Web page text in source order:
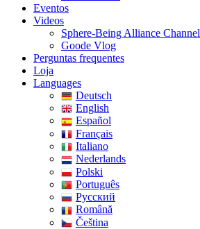
Eventos
Videos
Sphere-Being Alliance Channel
Goode Vlog
Perguntas frequentes
Loja
Languages
Deutsch
English
Español
Français
Italiano
Nederlands
Polski
Português
Pусский
Română
Čeština